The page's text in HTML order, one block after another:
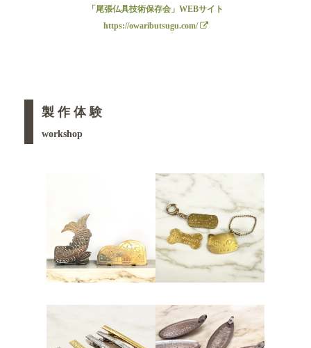
「尾張仏具技術保存会」WEBサイト
https://owaributsugu.com/
製 作 体 験
workshop